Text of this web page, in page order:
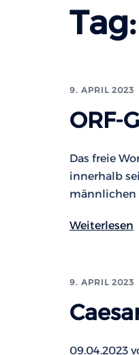
Tag:
9. APRIL 2023
ORF-
Das freie
innerhalb
männlichen
Weiterlesen
9. APRIL 2023
09.04.2023